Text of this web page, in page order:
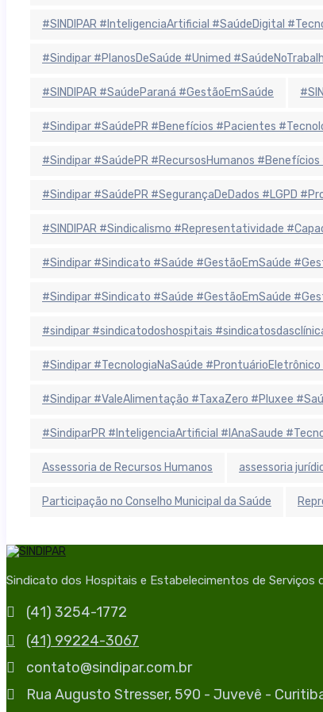
#SINDIPAR #InteligenciaArtificial #SaúdeDigital
#Sindipar #PlanosDeSaúde #Unimed
#SINDIPAR #SaúdeParaná #GestãoEmSaúde
#Sindipar #SaúdePR #Benefícios #Pacientes
#Sindipar #SaúdePR #RecursosHumanos
#Sindipar #SaúdePR #SegurançaDeDados #LGPD
#SINDIPAR #Sindicalismo #Representatividade
#Sindipar #Sindicato #Saúde #GestãoEmSaúde
#Sindipar #Sindicato #Saúde #GestãoEmSaúde
#sindipar #sindicatodoshospitais
#Sindipar #TecnologiaNaSaúde
#Sindipar #ValeAlimentação #TaxaZero #Pluxee
#SindiparPR #InteligenciaArtificial #IAnaSaude
Assessoria de Recursos Humanos assessoria
Participação no Conselho Municipal da Saúde
Sindicato dos Hospitais e Estabelecimentos de Serviços
(41) 3254-1772
(41) 99224-3067
contato@sindipar.com.br
Rua Augusto Stresser, 590 - Juvevê -